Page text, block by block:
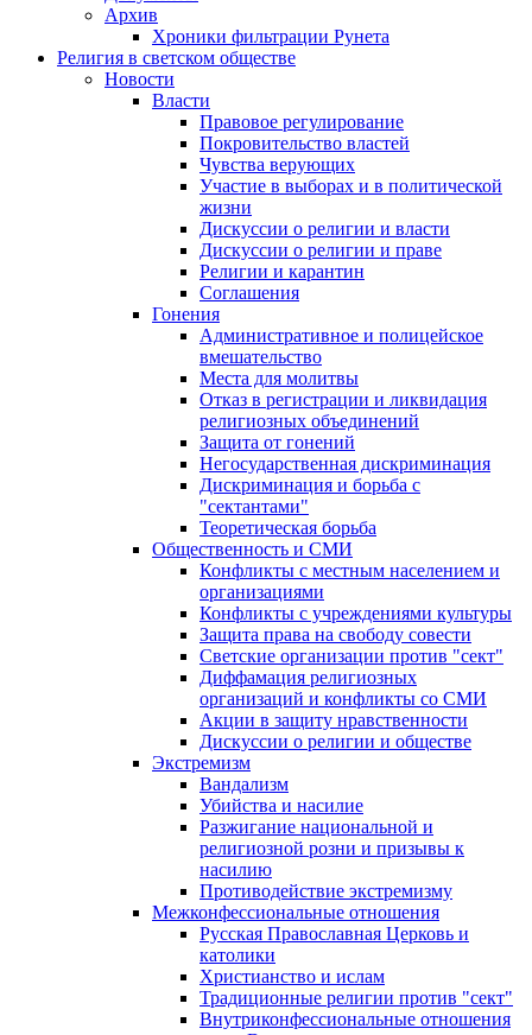
Архив
Хроники фильтрации Рунета
Религия в светском обществе
Новости
Власти
Правовое регулирование
Покровительство властей
Чувства верующих
Участие в выборах и в политической
жизни
Дискуссии о религии и власти
Дискуссии о религии и праве
Религии и карантин
Соглашения
Гонения
Административное и полицейское
вмешательство
Места для молитвы
Отказ в регистрации и ликвидация
религиозных объединений
Защита от гонений
Негосударственная дискриминация
Дискриминация и борьба с
"сектантами"
Теоретическая борьба
Общественность и СМИ
Конфликты с местным населением и
организациями
Конфликты с учреждениями культуры
Защита права на свободу совести
Светские организации против "сект"
Диффамация религиозных
организаций и конфликты со СМИ
Акции в защиту нравственности
Дискуссии о религии и обществе
Экстремизм
Вандализм
Убийства и насилие
Разжигание национальной и
религиозной розни и призывы к
насилию
Противодействие экстремизму
Межконфессиональные отношения
Русская Православная Церковь и
католики
Христианство и ислам
Традиционные религии против "сект"
Внутриконфессиональные отношения